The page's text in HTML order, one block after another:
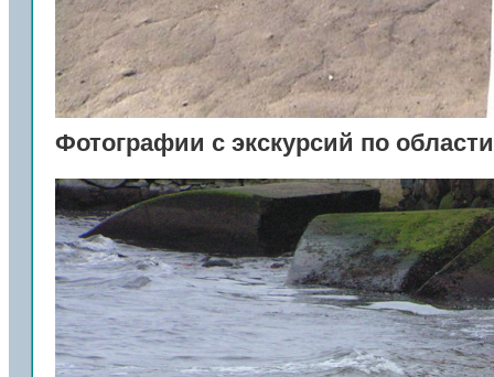
Фотографии с экскурсий по